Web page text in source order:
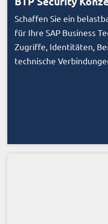
Schaffen Sie ein
für Ihre SAP Business
Zugriffe, Identitäten,
technische